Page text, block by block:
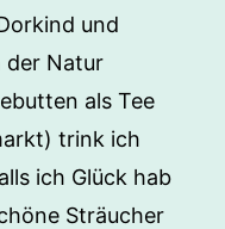
und
der Natur
als Tee
trink ich
ich Glück hab
Sträucher